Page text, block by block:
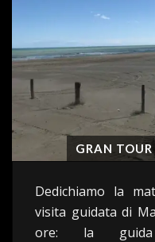
GRAN
Dedichiamo la
visita guidata di
ore: la guida